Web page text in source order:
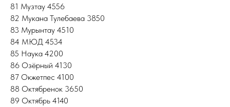
81 Музтау 4556
82 Мукана Тулебаева 3850
83 Мурынтау 4510
84 МЮД 4534
85 Наука 4200
86 Озёрный 4130
87 Окжетпес 4100
88 Октябренок 3650
89 Октябрь 4140